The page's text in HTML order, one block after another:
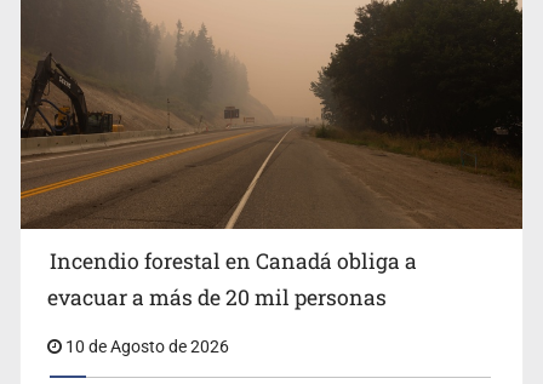
Están en proceso 75 auditorías de 2026
Incendio forestal en Canadá obliga a
evacuar a más de 20 mil personas
10 de Agosto de 2026